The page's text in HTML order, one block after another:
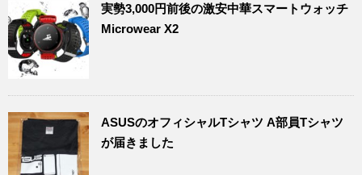
実勢3,000円前後の激安中華スマートウォッチ
Microwear X2
ASUSのオフィシャルTシャツ A部員Tシャツ
が届きました